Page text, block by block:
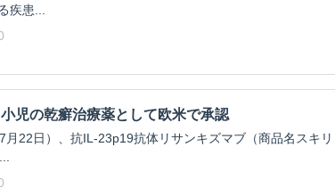
疾患...
児の乾癬治療薬として欧米で承認
22日）、抗IL-23p19抗体リサンキズマブ（商品名スキリ